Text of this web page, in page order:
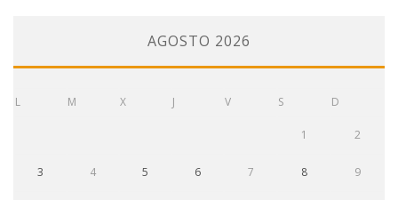
AGOSTO 2026
L M X J V S D
1 2
3 4 5 6 7 8 9